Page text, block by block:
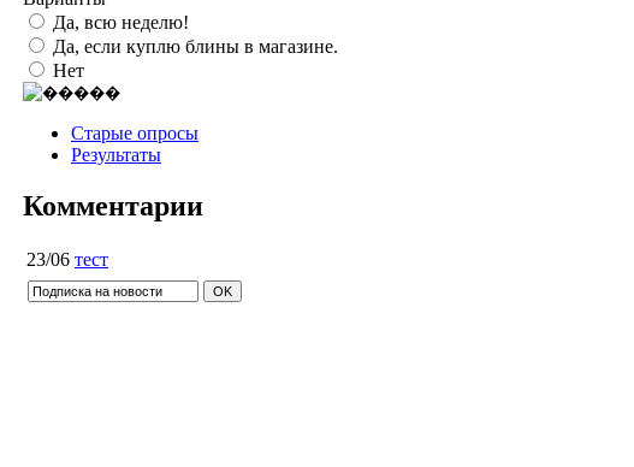
Да, всю неделю!
Да, если куплю блины в магазине.
Нет
Старые опросы
Результаты
Комментарии
23/06 тест